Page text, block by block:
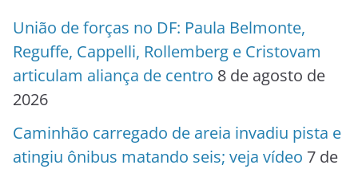
União de forças no DF: Paula Belmonte,
Reguffe, Cappelli, Rollemberg e Cristovam
articulam aliança de centro 8 de agosto de
2026
Caminhão carregado de areia invadiu pista e
atingiu ônibus matando seis; veja vídeo 7 de